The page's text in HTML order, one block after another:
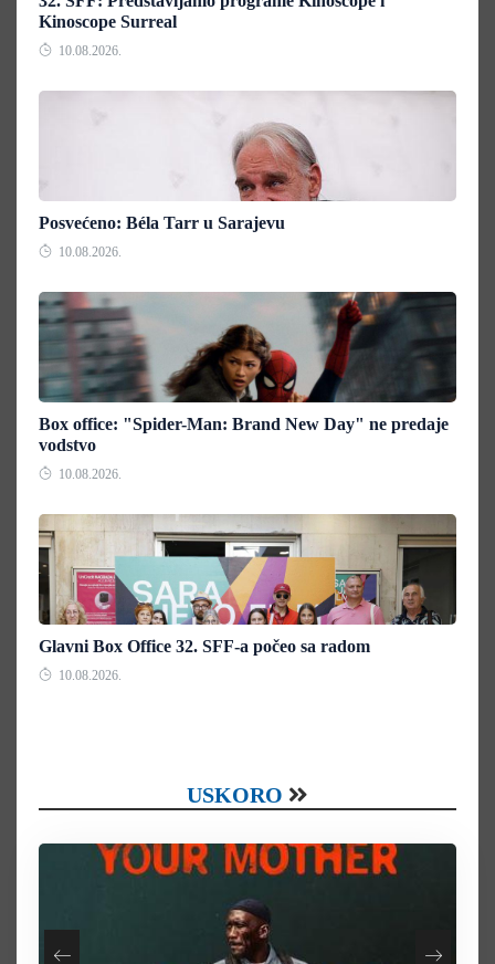
Kinoscope Surreal
10.08.2026.
Posvećeno: Béla Tarr u Sarajevu
10.08.2026.
Box office: "Spider-Man: Brand New Day" ne predaje
vodstvo
10.08.2026.
Glavni Box Office 32. SFF-a počeo sa radom
10.08.2026.
USKORO